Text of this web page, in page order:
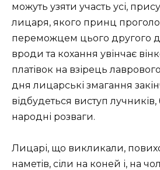
можуть узяти участь усі,
лицаря, якого принц
переможцем цього другого
вроди та кохання увінчає
платівок на взірець
дня лицарські змагання
відбудеться виступ лучників,
народні розваги.
Лицарі, що викликали,
наметів, сіли на коней і, на